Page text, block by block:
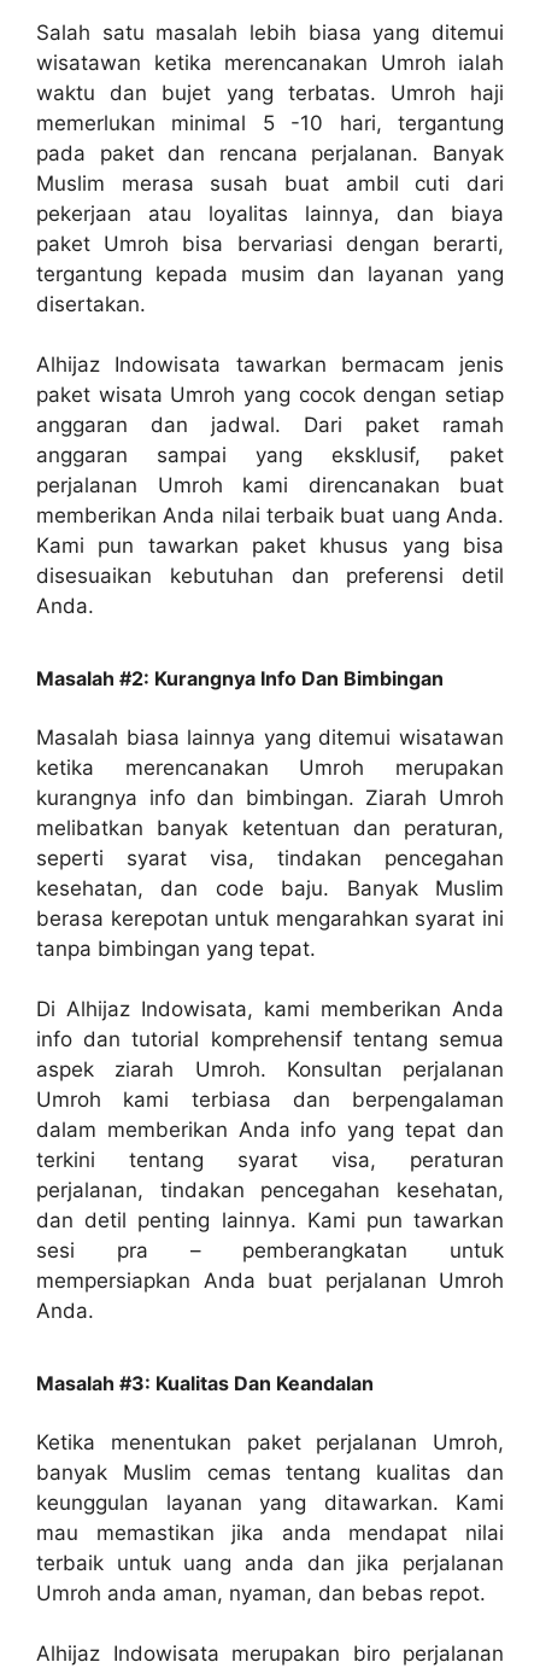
Salah satu masalah lebih biasa yang ditemui
wisatawan ketika merencanakan Umroh ialah
waktu dan bujet yang terbatas. Umroh haji
memerlukan minimal 5 -10 hari, tergantung
pada paket dan rencana perjalanan. Banyak
Muslim merasa susah buat ambil cuti dari
pekerjaan atau loyalitas lainnya, dan biaya
paket Umroh bisa bervariasi dengan berarti,
tergantung kepada musim dan layanan yang
disertakan.
Alhijaz Indowisata tawarkan bermacam jenis
paket wisata Umroh yang cocok dengan setiap
anggaran dan jadwal. Dari paket ramah
anggaran sampai yang eksklusif, paket
perjalanan Umroh kami direncanakan buat
memberikan Anda nilai terbaik buat uang Anda.
Kami pun tawarkan paket khusus yang bisa
disesuaikan kebutuhan dan preferensi detil
Anda.
Masalah #2: Kurangnya Info Dan Bimbingan
Masalah biasa lainnya yang ditemui wisatawan
ketika merencanakan Umroh merupakan
kurangnya info dan bimbingan. Ziarah Umroh
melibatkan banyak ketentuan dan peraturan,
seperti syarat visa, tindakan pencegahan
kesehatan, dan code baju. Banyak Muslim
berasa kerepotan untuk mengarahkan syarat ini
tanpa bimbingan yang tepat.
Di Alhijaz Indowisata, kami memberikan Anda
info dan tutorial komprehensif tentang semua
aspek ziarah Umroh. Konsultan perjalanan
Umroh kami terbiasa dan berpengalaman
dalam memberikan Anda info yang tepat dan
terkini tentang syarat visa, peraturan
perjalanan, tindakan pencegahan kesehatan,
dan detil penting lainnya. Kami pun tawarkan
sesi pra – pemberangkatan untuk
mempersiapkan Anda buat perjalanan Umroh
Anda.
Masalah #3: Kualitas Dan Keandalan
Ketika menentukan paket perjalanan Umroh,
banyak Muslim cemas tentang kualitas dan
keunggulan layanan yang ditawarkan. Kami
mau memastikan jika anda mendapat nilai
terbaik untuk uang anda dan jika perjalanan
Umroh anda aman, nyaman, dan bebas repot.
Alhijaz Indowisata merupakan biro perjalanan